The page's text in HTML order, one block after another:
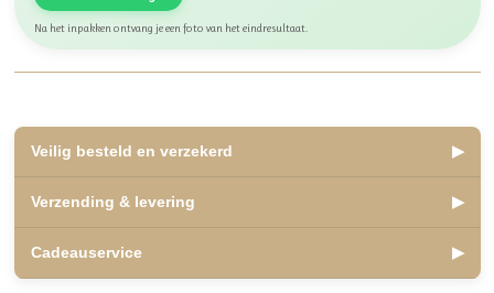
Na het inpakken ontvang je een foto van het eindresultaat.
Veilig besteld en verzekerd ▶
✅ Veilig betalen met iDEAL, Bancontact en Klarna
Veilige, betrouwbare winkelervaring.
Verzending & levering ▶
✅ Kosteloos afhalen mogelijk in Olst
✅ Verzending Nederland en België
Cadeauservice ▶